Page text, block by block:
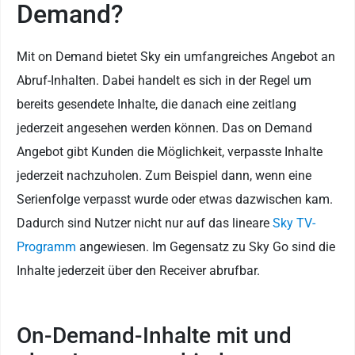
Demand?
Mit on Demand bietet Sky ein umfangreiches Angebot an
Abruf-Inhalten. Dabei handelt es sich in der Regel um
bereits gesendete Inhalte, die danach eine zeitlang
jederzeit angesehen werden können. Das on Demand
Angebot gibt Kunden die Möglichkeit, verpasste Inhalte
jederzeit nachzuholen. Zum Beispiel dann, wenn eine
Serienfolge verpasst wurde oder etwas dazwischen kam.
Dadurch sind Nutzer nicht nur auf das lineare Sky TV-
Programm angewiesen. Im Gegensatz zu Sky Go sind die
Inhalte jederzeit über den Receiver abrufbar.
On-Demand-Inhalte mit und